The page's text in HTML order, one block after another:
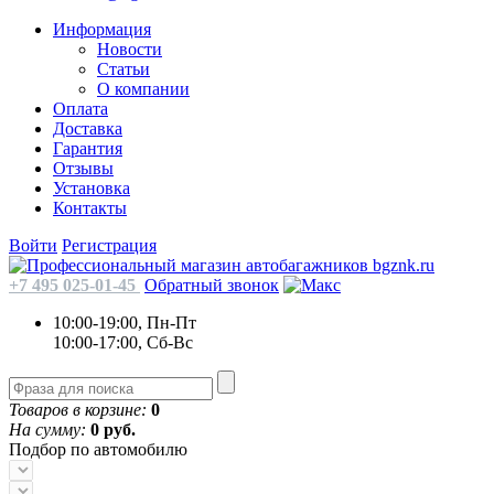
Информация
Новости
Статьи
О компании
Оплата
Доставка
Гарантия
Отзывы
Установка
Контакты
Войти Регистрация
+7 495 025-01-45 Обратный звонок
10:00-19:00, Пн-Пт
10:00-17:00, Сб-Вс
Товаров в корзине: 0
На сумму: 0 руб.
Подбор по автомобилю